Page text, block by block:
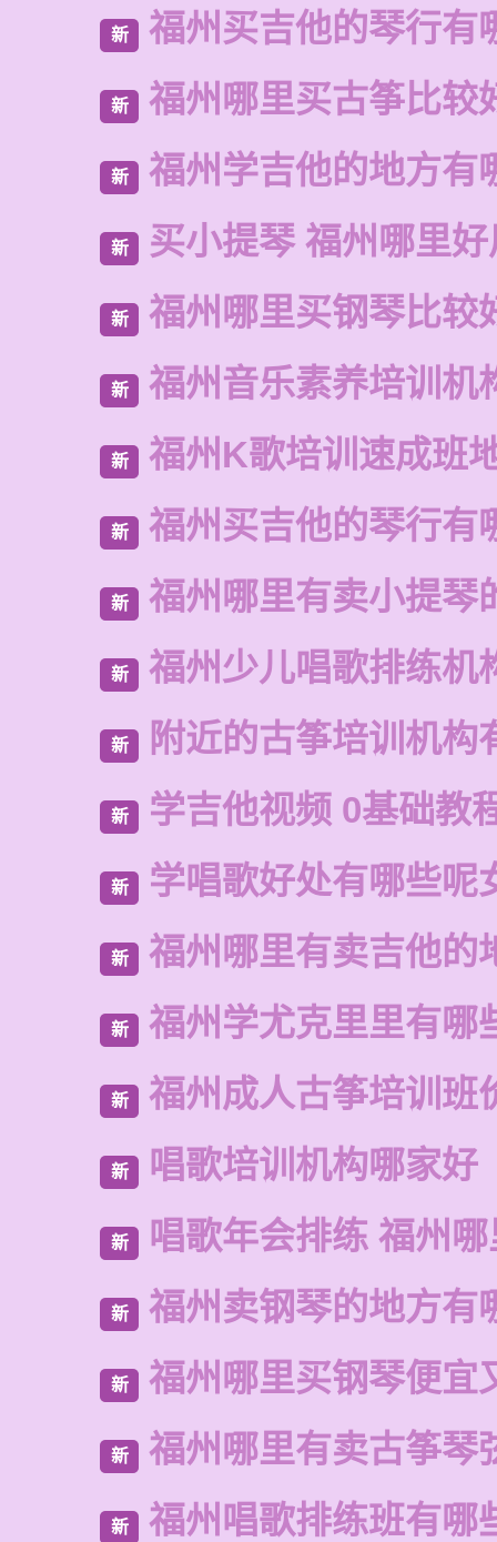
新 福州买吉他的琴行有
新 福州哪里买古筝比较
新 福州学吉他的地方有
新 买小提琴 福州哪里
新 福州哪里买钢琴比较
新 福州音乐素养培训机
新 福州K歌培训速成班
新 福州买吉他的琴行有
新 福州哪里有卖小提琴
新 福州少儿唱歌排练机
新 附近的古筝培训机构
新 学吉他视频 0基础教
新 学唱歌好处有哪些呢
新 福州哪里有卖吉他的
新 福州学尤克里里有哪
新 福州成人古筝培训班
新 唱歌培训机构哪家好
新 唱歌年会排练 福州
新 福州卖钢琴的地方有
新 福州哪里买钢琴便宜
新 福州哪里有卖古筝琴
新 福州唱歌排练班有哪